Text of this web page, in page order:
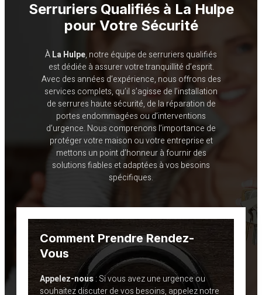
Serruriers Qualifiés à La Hulpe
pour Votre Sécurité
ÀLa Hulpe, notre équipe de serruriers qualifiés
est dédiée à assurer votre tranquillité d’esprit.
Avec des années d’expérience, nous offrons des
services complets, qu’il s’agisse de l’installation
de serrures haute sécurité, de la réparation de
portes endommagées ou d’interventions
d’urgence. Nous comprenons l’importance de
protéger votre maison ou votre entreprise et
mettons un point d’honneur à fournir des
solutions fiables et adaptées à vos besoins
spécifiques.
Comment Prendre Rendez-
Vous
Appelez-nous: Si vous avez une urgence ou
souhaitez discuter de vos besoins, appelez notre